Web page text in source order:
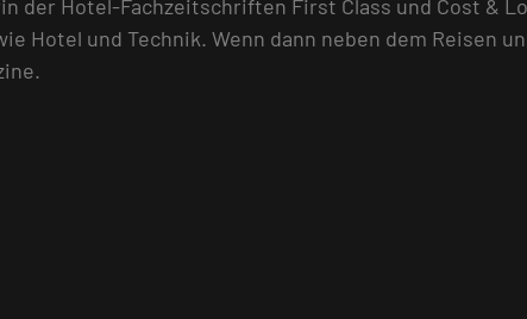
der Hotel-Fachzeitschriften First Class und Cost &
Hotel und Technik. Wenn dann neben dem Reisen